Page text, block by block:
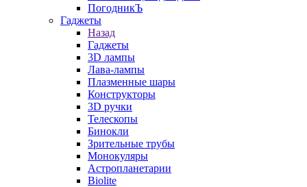
ПогодникЪ
Гаджеты
Назад
Гаджеты
3D лампы
Лава-лампы
Плазменные шары
Конструкторы
3D ручки
Телескопы
Бинокли
Зрительные трубы
Монокуляры
Астропланетарии
Biolite